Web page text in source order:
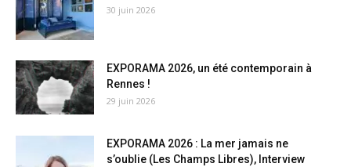
30 juin 2026
EXPORAMA 2026, un été contemporain à
Rennes !
29 juin 2026
EXPORAMA 2026 : La mer jamais ne
s’oublie (Les Champs Libres), Interview